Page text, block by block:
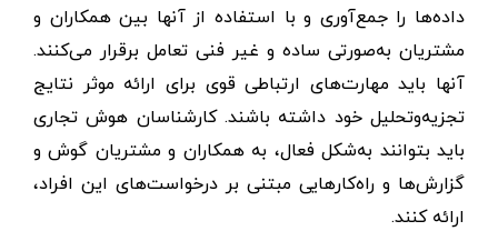
داده‌ها را جمع‌آوری و با استفاده از آنها بین همکاران و
مشتریان به‌صورتی ساده و غیر فنی تعامل برقرار می‌کنند.
آنها باید مهارت‌های ارتباطی قوی برای ارائه موثر نتایج
تجزیه‌وتحلیل خود داشته باشند. کارشناسان هوش تجاری
باید بتوانند به‌شکل فعال، به همکاران و مشتریان گوش و
گزارش‌ها و راه‌کارهایی مبتنی بر درخواست‌های این افراد،
ارائه کنند.